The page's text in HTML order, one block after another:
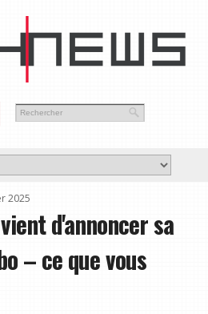
2025
d'annoncer sa
– ce que vous